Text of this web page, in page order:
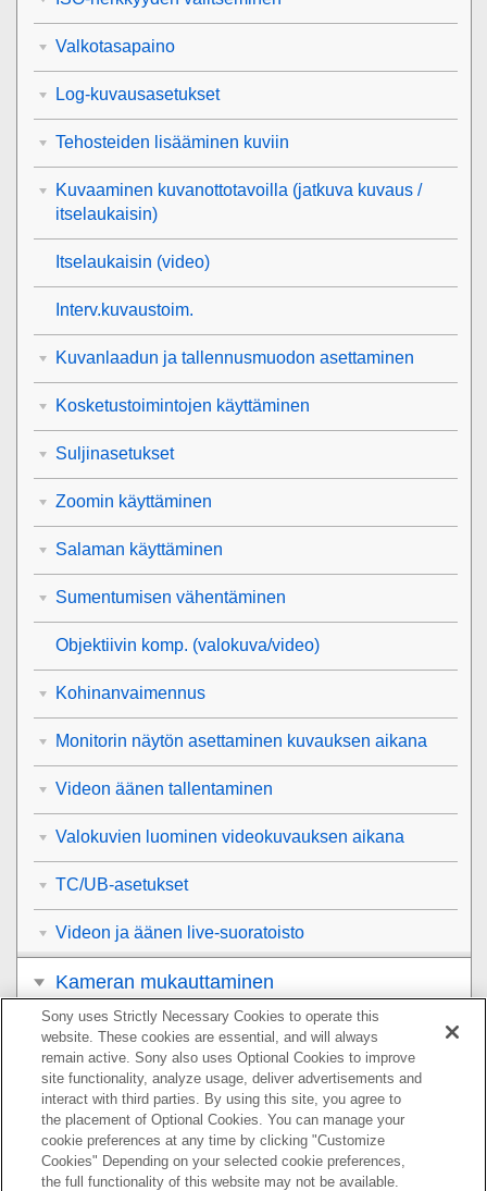
Valkotasapaino
Log-kuvausasetukset
Tehosteiden lisääminen kuviin
Kuvaaminen kuvanottotavoilla (jatkuva kuvaus /
itselaukaisin)
Itselaukaisin (video)
Interv.kuvaustoim.
Kuvanlaadun ja tallennusmuodon asettaminen
Kosketustoimintojen käyttäminen
Suljinasetukset
Zoomin käyttäminen
Salaman käyttäminen
Sumentumisen vähentäminen
Objektiivin komp. (valokuva/video)
Kohinanvaimennus
Monitorin näytön asettaminen kuvauksen aikana
Videon äänen tallentaminen
Valokuvien luominen videokuvauksen aikana
TC/UB-asetukset
Videon ja äänen live-suoratoisto
Kameran mukauttaminen
Katselu
Kameran asetusten muuttaminen
Älypuhelimella käytettävissä olevat toiminnot
Tietokoneen käyttäminen
Sony uses Strictly Necessary Cookies to operate this
website. These cookies are essential, and will always
remain active. Sony also uses Optional Cookies to improve
site functionality, analyze usage, deliver advertisements and
interact with third parties. By using this site, you agree to
the placement of Optional Cookies. You can manage your
cookie preferences at any time by clicking "Customize
Cookies" Depending on your selected cookie preferences,
the full functionality of this website may not be available.